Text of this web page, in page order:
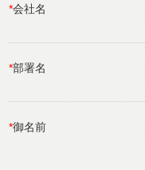
*会社名
*部署名
*御名前